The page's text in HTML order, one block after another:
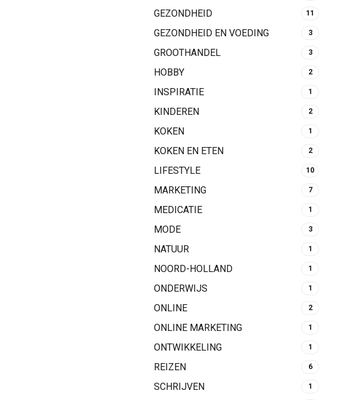
GEZONDHEID 11
GEZONDHEID EN VOEDING 3
GROOTHANDEL 3
HOBBY 2
INSPIRATIE 1
KINDEREN 2
KOKEN 1
KOKEN EN ETEN 2
LIFESTYLE 10
MARKETING 7
MEDICATIE 1
MODE 3
NATUUR 1
NOORD-HOLLAND 1
ONDERWIJS 1
ONLINE 2
ONLINE MARKETING 1
ONTWIKKELING 1
REIZEN 6
SCHRIJVEN 1